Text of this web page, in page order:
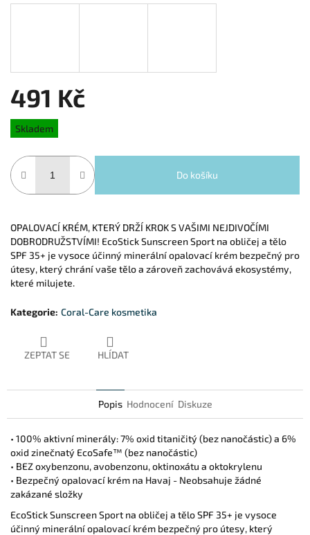
491 Kč
Měrná cena:
Skladem
Do košíku
OPALOVACÍ KRÉM, KTERÝ DRŽÍ KROK S VAŠIMI NEJDIVOČÍMI
DOBRODRUŽSTVÍMI! EcoStick Sunscreen Sport na obličej a tělo
SPF 35+ je vysoce účinný minerální opalovací krém bezpečný pro
útesy, který chrání vaše tělo a zároveň zachovává ekosystémy,
které milujete.
Kategorie: Coral-Care kosmetika
ZEPTAT SE HLÍDAT
Popis Hodnocení Diskuze
• 100% aktivní minerály: 7% oxid titaničitý (bez nanočástic) a 6%
oxid zinečnatý EcoSafe™ (bez nanočástic)
• BEZ oxybenzonu, avobenzonu, oktinoxátu a oktokrylenu
• Bezpečný opalovací krém na Havaj - Neobsahuje žádné
zakázané složky
EcoStick Sunscreen Sport na obličej a tělo SPF 35+ je vysoce
účinný minerální opalovací krém bezpečný pro útesy, který